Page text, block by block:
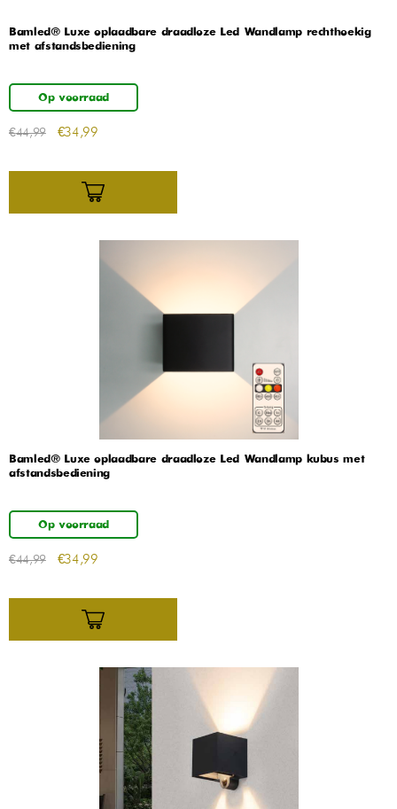
Bamled® Luxe oplaadbare draadloze Led Wandlamp rechthoekig
met afstandsbediening
Op voorraad
€44,99 €34,99
Bamled® Luxe oplaadbare draadloze Led Wandlamp kubus met
afstandsbediening
Op voorraad
€44,99 €34,99